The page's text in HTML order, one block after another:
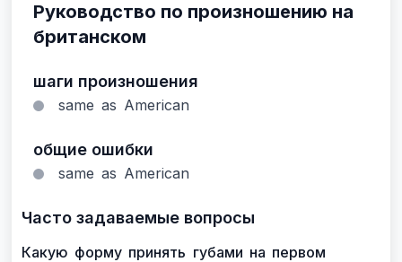
Руководство по произношению на
британском
шаги произношения
same as American
общие ошибки
same as American
Часто задаваемые вопросы
Какую форму принять губами на первом